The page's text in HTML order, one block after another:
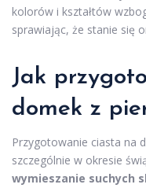
kolorów i kształtów
sprawiając, że stanie się
Jak
domek z
Przygotowanie ciasta na
szczególnie w okresie
wymieszanie suchych